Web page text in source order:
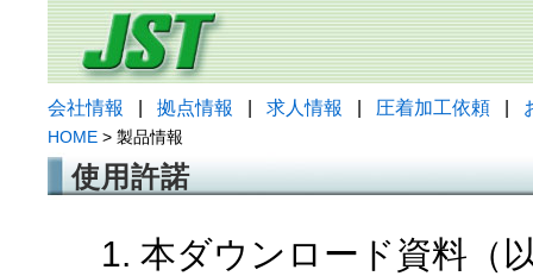
会社情報 拠点情報 求人情報 圧着加工依頼
HOME > 製品情報
使用許諾
1. 本ダウンロード資料（